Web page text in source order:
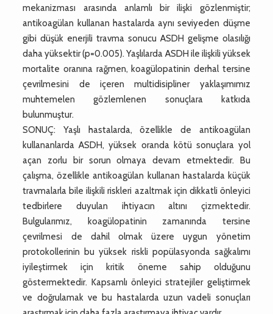
mekanizması arasında anlamlı bir ilişki gözlenmiştir;
antikoagülan kullanan hastalarda aynı seviyeden düşme
gibi düşük enerjili travma sonucu ASDH gelişme olasılığı
daha yüksektir (p=0.005). Yaşlılarda ASDH ile ilişkili yüksek
mortalite oranına rağmen, koagülopatinin derhal tersine
çevrilmesini de içeren multidisipliner yaklaşımımız
muhtemelen gözlemlenen sonuçlara katkıda
bulunmuştur.
SONUÇ: Yaşlı hastalarda, özellikle de antikoagülan
kullananlarda ASDH, yüksek oranda kötü sonuçlara yol
açan zorlu bir sorun olmaya devam etmektedir. Bu
çalışma, özellikle antikoagülan kullanan hastalarda küçük
travmalarla bile ilişkili riskleri azaltmak için dikkatli önleyici
tedbirlere duyulan ihtiyacın altını çizmektedir.
Bulgularımız, koagülopatinin zamanında tersine
çevrilmesi de dahil olmak üzere uygun yönetim
protokollerinin bu yüksek riskli popülasyonda sağkalımı
iyileştirmek için kritik öneme sahip olduğunu
göstermektedir. Kapsamlı önleyici stratejiler geliştirmek
ve doğrulamak ve bu hastalarda uzun vadeli sonuçları